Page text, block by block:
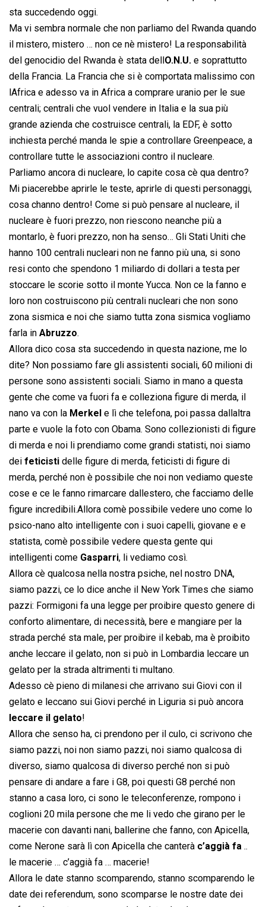
sta succedendo oggi.
Ma vi sembra normale che non parliamo del Rwanda quando
il mistero, mistero … non ce nè mistero! La responsabilità
del genocidio del Rwanda è stata dell O.N.U. e soprattutto
della Francia. La Francia che si è comportata malissimo con
lAfrica e adesso va in Africa a comprare uranio per le sue
centrali; centrali che vuol vendere in Italia e la sua più
grande azienda che costruisce centrali, la EDF, è sotto
inchiesta perché manda le spie a controllare Greenpeace, a
controllare tutte le associazioni contro il nucleare.
Parliamo ancora di nucleare, lo capite cosa cè qua dentro?
Mi piacerebbe aprirle le teste, aprirle di questi personaggi,
cosa channo dentro! Come si può pensare al nucleare, il
nucleare è fuori prezzo, non riescono neanche più a
montarlo, è fuori prezzo, non ha senso… Gli Stati Uniti che
hanno 100 centrali nucleari non ne fanno più una, si sono
resi conto che spendono 1 miliardo di dollari a testa per
stoccare le scorie sotto il monte Yucca. Non ce la fanno e
loro non costruiscono più centrali nucleari che non sono
zona sismica e noi che siamo tutta zona sismica vogliamo
farla in Abruzzo.
Allora dico cosa sta succedendo in questa nazione, me lo
dite? Non possiamo fare gli assistenti sociali, 60 milioni di
persone sono assistenti sociali. Siamo in mano a questa
gente che come va fuori fa e colleziona figure di merda, il
nano va con la Merkel e lì che telefona, poi passa dallaltra
parte e vuole la foto con Obama. Sono collezionisti di figure
di merda e noi li prendiamo come grandi statisti, noi siamo
dei feticisti delle figure di merda, feticisti di figure di
merda, perché non è possibile che noi non vediamo queste
cose e ce le fanno rimarcare dallestero, che facciamo delle
figure incredibili.Allora comè possibile vedere uno come lo
psico-nano alto intelligente con i suoi capelli, giovane e e
statista, comè possibile vedere questa gente qui
intelligenti come Gasparri, li vediamo così.
Allora cè qualcosa nella nostra psiche, nel nostro DNA,
siamo pazzi, ce lo dice anche il New York Times che siamo
pazzi: Formigoni fa una legge per proibire questo genere di
conforto alimentare, di necessità, bere e mangiare per la
strada perché sta male, per proibire il kebab, ma è proibito
anche leccare il gelato, non si può in Lombardia leccare un
gelato per la strada altrimenti ti multano.
Adesso cè pieno di milanesi che arrivano sui Giovi con il
gelato e leccano sui Giovi perché in Liguria si può ancora
leccare il gelato!
Allora che senso ha, ci prendono per il culo, ci scrivono che
siamo pazzi, noi non siamo pazzi, noi siamo qualcosa di
diverso, siamo qualcosa di diverso perché non si può
pensare di andare a fare i G8, poi questi G8 perché non
stanno a casa loro, ci sono le teleconferenze, rompono i
coglioni 20 mila persone che me li vedo che girano per le
macerie con davanti nani, ballerine che fanno, con Apicella,
come Nerone sarà lì con Apicella che canterà  c’aggià fa ..
le macerie … c’aggià fa … macerie!
Allora le date stanno scomparendo, stanno scomparendo le
date dei referendum, sono scomparse le nostre date dei